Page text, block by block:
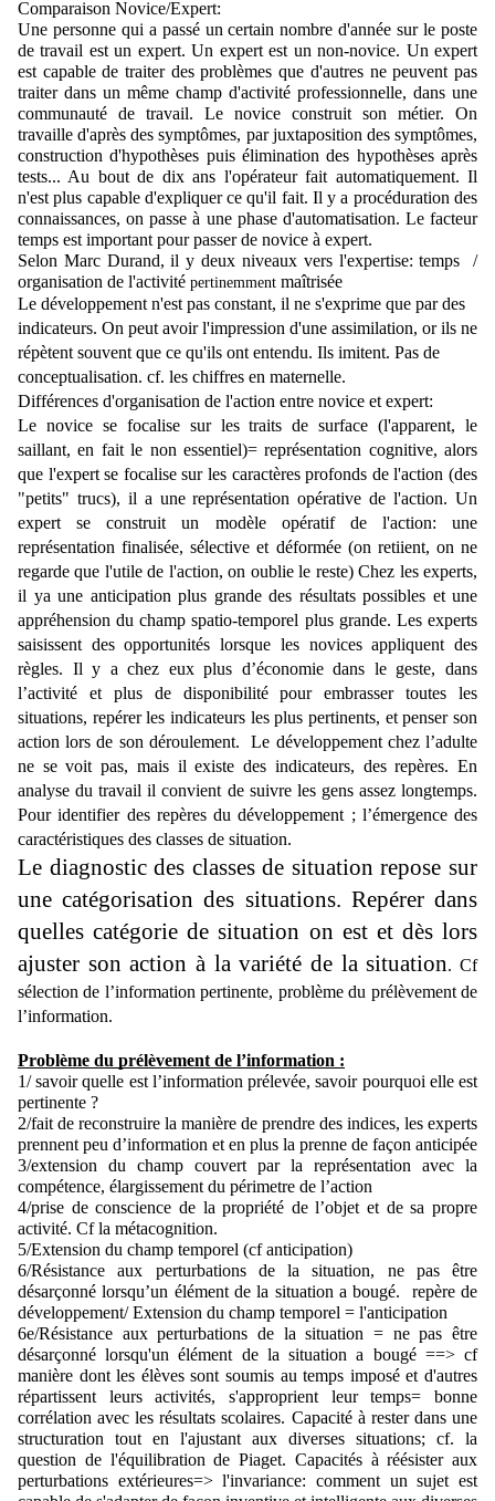
Comparaison Novice/Expert:
Une personne qui a passé un certain nombre d'année sur le poste
de travail est un expert. Un expert est un non-novice. Un expert
est capable de traiter des problèmes que d'autres ne peuvent pas
traiter dans un même champ d'activité professionnelle, dans une
communauté de travail. Le novice construit son métier. On
travaille d'après des symptômes, par juxtaposition des symptômes,
construction d'hypothèses puis élimination des hypothèses après
tests... Au bout de dix ans l'opérateur fait automatiquement. Il
n'est plus capable d'expliquer ce qu'il fait. Il y a procéduration des
connaissances, on passe à une phase d'automatisation. Le facteur
temps est important pour passer de novice à expert.
Selon Marc Durand, il y deux niveaux vers l'expertise: temps  /
organisation de l'activité pertinemment maîtrisée
Le développement n'est pas constant, il ne s'exprime que par des
indicateurs. On peut avoir l'impression d'une assimilation, or ils ne
répètent souvent que ce qu'ils ont entendu. Ils imitent. Pas de
conceptualisation. cf. les chiffres en maternelle.
Différences d'organisation de l'action entre novice et expert:
Le novice se focalise sur les traits de surface (l'apparent, le
saillant, en fait le non essentiel)= représentation cognitive, alors
que l'expert se focalise sur les caractères profonds de l'action (des
"petits" trucs), il a une représentation opérative de l'action. Un
expert se construit un modèle opératif de l'action: une
représentation finalisée, sélective et déformée (on retiient, on ne
regarde que l'utile de l'action, on oublie le reste) Chez les experts,
il ya une anticipation plus grande des résultats possibles et une
appréhension du champ spatio-temporel plus grande. Les experts
saisissent des opportunités lorsque les novices appliquent des
règles. Il y a chez eux plus d’économie dans le geste, dans
l’activité et plus de disponibilité pour embrasser toutes les
situations, repérer les indicateurs les plus pertinents, et penser son
action lors de son déroulement. Le développement chez l’adulte
ne se voit pas, mais il existe des indicateurs, des repères. En
analyse du travail il convient de suivre les gens assez longtemps.
Pour identifier des repères du développement ; l’émergence des
caractéristiques des classes de situation.
Le diagnostic des classes de situation repose sur
une catégorisation des situations. Repérer dans
quelles catégorie de situation on est et dès lors
ajuster son action à la variété de la situation. Cf
sélection de l’information pertinente, problème du prélèvement de
l’information.
Problème du prélèvement de l’information :
1/ savoir quelle est l’information prélevée, savoir pourquoi elle est
pertinente ?
2/fait de reconstruire la manière de prendre des indices, les experts
prennent peu d’information et en plus la prenne de façon anticipée
3/extension du champ couvert par la représentation avec la
compétence, élargissement du périmetre de l’action
4/prise de conscience de la propriété de l’objet et de sa propre
activité. Cf la métacognition.
5/Extension du champ temporel (cf anticipation)
6/Résistance aux perturbations de la situation, ne pas être
désarçonné lorsqu’un élément de la situation a bougé.
repère de
développement/ Extension du champ temporel = l'anticipation
6e/Résistance aux perturbations de la situation = ne pas être
désarçonné lorsqu'un élément de la situation a bougé ==> cf
manière dont les élèves sont soumis au temps imposé et d'autres
répartissent leurs activités, s'approprient leur temps= bonne
corrélation avec les résultats scolaires. Capacité à rester dans une
structuration tout en l'ajustant aux diverses situations; cf. la
question de l'équilibration de Piaget. Capacités à réésister aux
perturbations extérieures=> l'invariance: comment un sujet est